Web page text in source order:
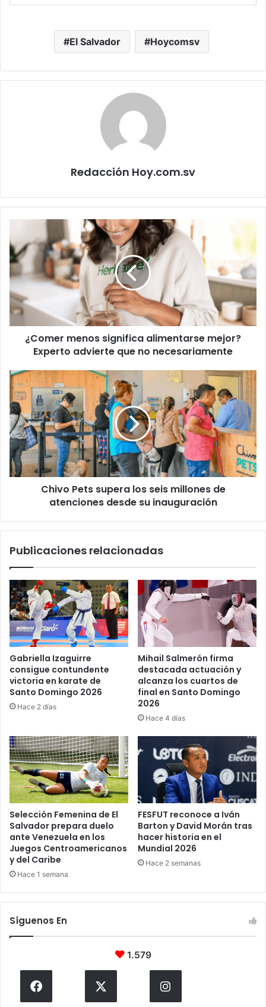
El Salvador Hoycomsv
Redacción Hoy.com.sv
menos
significa
alimentarse
mejor?
advierte
que
no
necesariamente
¿Comer menos significa alimentarse mejor?
Experto advierte que no necesariamente
Chivo
Pets
supera
los
seis
millones
de
atenciones
desde
inauguración
Chivo Pets supera los seis millones de
atenciones desde su inauguración
Publicaciones relacionadas
Gabriella Izaguirre
consigue contundente
victoria en karate de
Santo Domingo 2026
Hace 2 días
Mihail Salmerón firma
destacada actuación y
alcanza los cuartos de
final en Santo Domingo
2026
Hace 4 días
Selección Femenina de El
Salvador prepara duelo
ante Venezuela en los
Juegos Centroamericanos
y del Caribe
Hace 1 semana
FESFUT reconoce a Iván
Barton y David Morán tras
hacer historia en el
Mundial 2026
Hace 2 semanas
Síguenos En
1.579